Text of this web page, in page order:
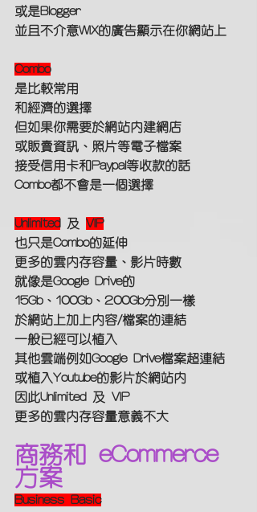
或是Blogger
並且不介意WIX的廣告顯示在你網站上
Combo
是比較常用
和經濟的選擇
但如果你需要於網站內建網店
或販賣資訊、照片等電子檔案
接受信用卡和Paypal等收款的話
Combo都不會是一個選擇
Unlimited 及 VIP
也只是Combo的延伸
更多的雲內存容量、影片時數
就像是Google Drive的
15Gb、100Gb、200Gb分別一樣
於網站上加上內容/檔案的連結
一般已經可以植入
其他雲端例如Google Drive檔案超連結
或植入Youtube的影片於網站內
因此Unlimited 及 VIP
更多的雲內存容量意義不大
商務和 eCommerce
方案
Business Basic